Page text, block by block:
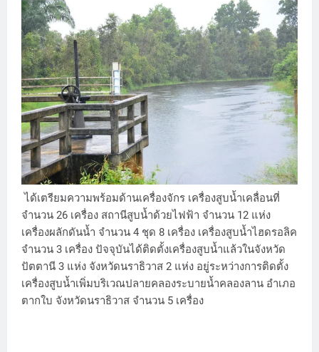
ได้เตรียมความพร้อมด้านเครื่องจักร เครื่องสูบน้ำเคลื่อนที่
จำนวน 26 เครื่อง สถานีสูบน้ำด้วยไฟฟ้า จำนวน 12 แห่ง
เครื่องผลักดันน้ำ จำนวน 4 ชุด 8 เครื่อง เครื่องสูบน้ำไฮดรอลิค
จำนวน 3 เครื่อง ปัจจุบันได้ติดตั้งเครื่องสูบน้ำแล้วในจังหวัด
ปัตตานี 3 แห่ง จังหวัดนราธิวาส 2 แห่ง อยู่ระหว่างการติดตั้ง
เครื่องสูบน้ำเพิ่มบริเวณปลายคลองระบายน้ำคลองลาน อำเภอ
ตากใบ จังหวัดนราธิวาส จำนวน 5 เครื่อง